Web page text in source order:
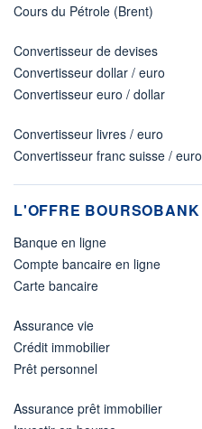
Cours du Pétrole (Brent)
Convertisseur de devises
Convertisseur dollar / euro
Convertisseur euro / dollar
Convertisseur livres / euro
Convertisseur franc suisse / euro
L'OFFRE BOURSOBANK
Banque en ligne
Compte bancaire en ligne
Carte bancaire
Assurance vie
Crédit immobilier
Prêt personnel
Assurance prêt immobilier